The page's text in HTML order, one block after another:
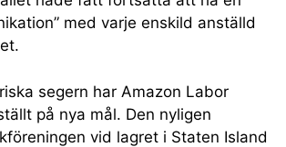
med varje enskild anställd
segern har Amazon Labor
på nya mål. Den nyligen
vid lagret i Staten Island